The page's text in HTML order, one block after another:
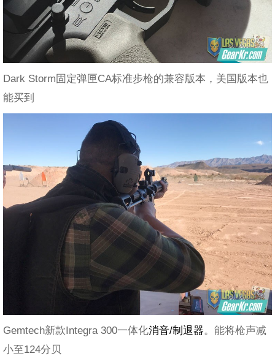
Dark Storm固定弹匣CA标准步枪的兼容版本，美国版本也
能买到
Gemtech新款Integra 300一体化消音/制退器。能将枪声减
小至124分贝